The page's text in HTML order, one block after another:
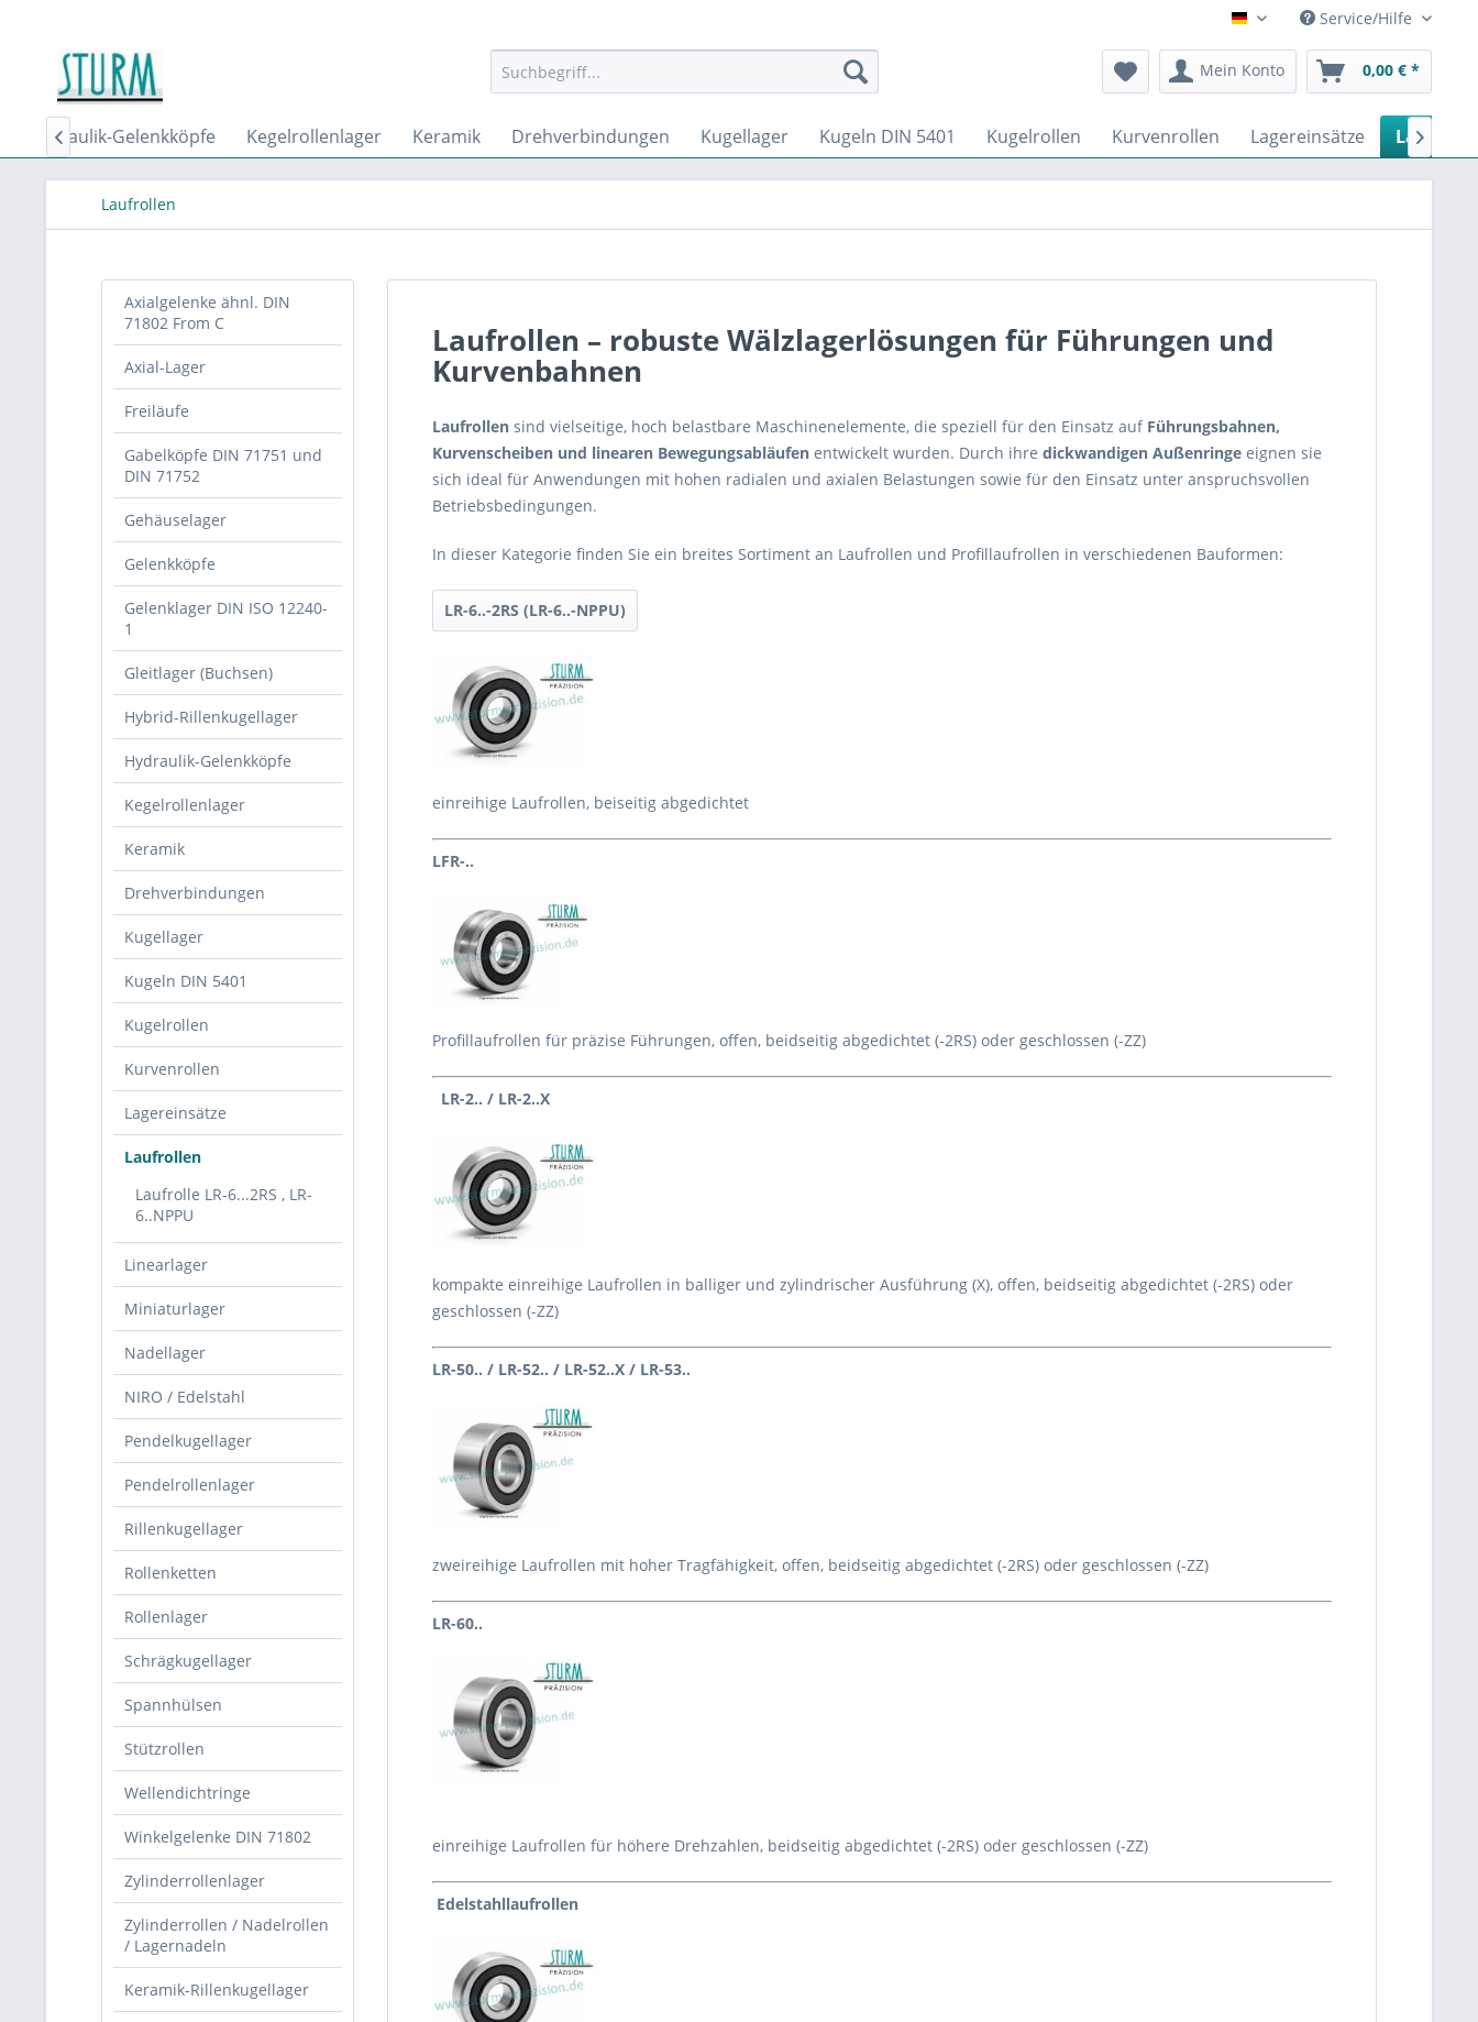
Deutsch Service/Hilfe
Mein Konto 0,00 € *
Hydraulik-Gelenkköpfe Kegelrollenlager Keramik Drehverbindungen Kugellager Kugeln DIN 5401 Kugelrollen Kurvenrollen Lagereinsätze
 
Laufrollen
Axialgelenke ähnl. DIN
71802 From C
Axial-Lager
Freiläufe
Gabelköpfe DIN 71751 und
DIN 71752
Gehäuselager
Gelenkköpfe
Gelenklager DIN ISO 12240-
1
Gleitlager (Buchsen)
Hybrid-Rillenkugellager
Hydraulik-Gelenkköpfe
Kegelrollenlager
Keramik
Drehverbindungen
Kugellager
Kugeln DIN 5401
Kugelrollen
Kurvenrollen
Lagereinsätze
Laufrollen
Laufrolle LR-6...2RS , LR-
6..NPPU
Linearlager
Miniaturlager
Nadellager
NIRO / Edelstahl
Pendelkugellager
Pendelrollenlager
Rillenkugellager
Rollenketten
Rollenlager
Schrägkugellager
Spannhülsen
Stützrollen
Wellendichtringe
Winkelgelenke DIN 71802
Zylinderrollenlager
Zylinderrollen / Nadelrollen
/ Lagernadeln
Keramik-Rillenkugellager
Laufrollen – robuste Wälzlagerlösungen für Führungen und
Kurvenbahnen
Laufrollen sind vielseitige, hoch belastbare Maschinenelemente, die speziell für den Einsatz auf Führungsbahnen,
Kurvenscheiben und linearen Bewegungsabläufen entwickelt wurden. Durch ihre dickwandigen Außenringe eignen sie
sich ideal für Anwendungen mit hohen radialen und axialen Belastungen sowie für den Einsatz unter anspruchsvollen
Betriebsbedingungen.
In dieser Kategorie finden Sie ein breites Sortiment an Laufrollen und Profillaufrollen in verschiedenen Bauformen:
LR-6..-2RS (LR-6..-NPPU)
einreihige Laufrollen, beiseitig abgedichtet
LFR-..
Profillaufrollen für präzise Führungen, offen, beidseitig abgedichtet (-2RS) oder geschlossen (-ZZ)
LR-2.. / LR-2..X
kompakte einreihige Laufrollen in balliger und zylindrischer Ausführung (X), offen, beidseitig abgedichtet (-2RS) oder
geschlossen (-ZZ)
LR-50.. / LR-52.. / LR-52..X / LR-53..
zweireihige Laufrollen mit hoher Tragfähigkeit, offen, beidseitig abgedichtet (-2RS) oder geschlossen (-ZZ)
LR-60..
einreihige Laufrollen für höhere Drehzahlen, beidseitig abgedichtet (-2RS) oder geschlossen (-ZZ)
Edelstahllaufrollen